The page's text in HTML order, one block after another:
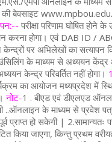
की बेवसाइट
परीक्षा परिणाम घोषित होने
करना होगा। एवं DAB ID /
केन्द्रों पर अभिलेखों का सत्यापन
के माध्यम से अध्ययन केंद्र
केन्द्र परिवर्तित नहीं होगा।
का आयोजन मध्यप्रदेश में
नोट-1 . बीएड एवं डीएलएड
..ऑनलाइन के माध्यम से प्रवेश
प्राप्त हो सकेगी | 2.सामान्यतः
किया जाएगा, किन्तु प्रथम